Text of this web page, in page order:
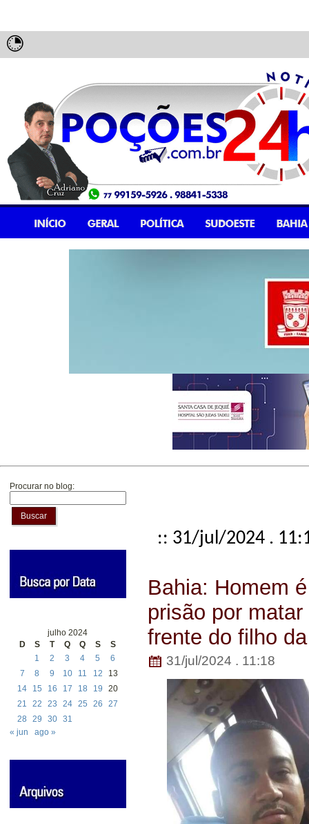
Procurar no blog:
Buscar
julho 2024
D
S T Q Q S
S
1
2 3 4 5
6
7
8 9 10 11 12
13
14
15 16 17 18 19
20
21
22 23 24 25 26
27
28
29 30 31
« jun
ago »
:: 31/jul/2024 .
Bahia: Homem
prisão por
frente do filho
31/jul/2024 . 11:18